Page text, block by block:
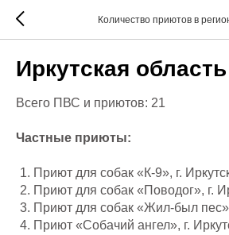
Количество приютов в
Иркутская область
Всего ПВС и приютов: 21
Частные приюты:
Приют для собак «К-9», г.
Приют для собак «Поводог», г.
Приют для собак «Жил-был пес»,
Приют «Собачий ангел», г.